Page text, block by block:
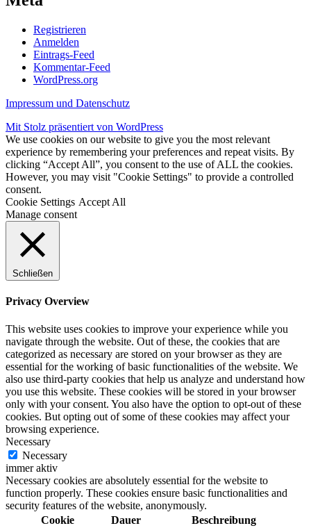
Registrieren
Anmelden
Eintrags-Feed
Kommentar-Feed
WordPress.org
Impressum und Datenschutz
Mit Stolz präsentiert von WordPress
We use cookies on our website to give you the most relevant
experience by remembering your preferences and repeat visits. By
clicking “Accept All”, you consent to the use of ALL the cookies.
However, you may visit "Cookie Settings" to provide a controlled
consent.
Cookie Settings Accept All
Manage consent
Schließen
Privacy Overview
This website uses cookies to improve your experience while you
navigate through the website. Out of these, the cookies that are
categorized as necessary are stored on your browser as they are
essential for the working of basic functionalities of the website. We
also use third-party cookies that help us analyze and understand how
you use this website. These cookies will be stored in your browser
only with your consent. You also have the option to opt-out of these
cookies. But opting out of some of these cookies may affect your
browsing experience.
Necessary
Necessary
immer aktiv
Necessary cookies are absolutely essential for the website to
function properly. These cookies ensure basic functionalities and
security features of the website, anonymously.
Cookie
Dauer Beschreibung